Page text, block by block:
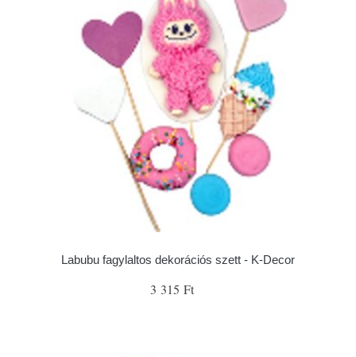
Labubu fagylaltos dekorációs szett - K-Decor
3 315 Ft